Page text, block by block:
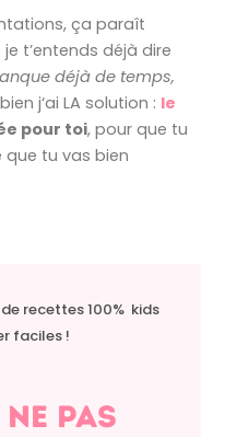
ça paraît
t’entends déjà dire
déjà de temps,
j‘ai LA solution : le
pour toi, pour que tu
que tu vas bien
recettes 100% kids
faciles !
pas